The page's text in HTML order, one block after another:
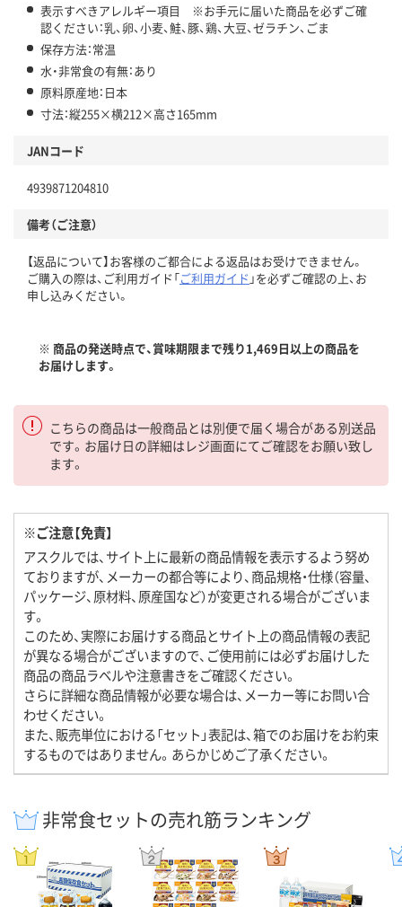
表示すべきアレルギー項目 ※お手元に届いた商品を必ずご確
認ください：乳、卵、小麦、鮭、豚、鶏、大豆、ゼラチン、ごま
保存方法：常温
水・非常食の有無：あり
原料原産地：日本
寸法：縦255×横212×高さ165mm
JANコード
4939871204810
備考（ご注意）
【返品について】お客様のご都合による返品はお受けできません。
ご購入の際は、ご利用ガイド「ご利用ガイド 」を必ずご確認の上、お
申し込みください。
※ 商品の発送時点で、賞味期限まで残り1,469日以上の商品を
お届けします。
こちらの商品は一般商品とは別便で届く場合がある別送品
です。お届け日の詳細はレジ画面にてご確認をお願い致し
ます。
※ご注意【免責】
アスクルでは、サイト上に最新の商品情報を表示するよう努め
ておりますが、メーカーの都合等により、商品規格・仕様（容量、
パッケージ、原材料、原産国など）が変更される場合がございま
す。
このため、実際にお届けする商品とサイト上の商品情報の表記
が異なる場合がございますので、ご使用前には必ずお届けした
商品の商品ラベルや注意書きをご確認ください。
さらに詳細な商品情報が必要な場合は、メーカー等にお問い合
わせください。
また、販売単位における「セット」表記は、箱でのお届けをお約束
するものではありません。あらかじめご了承ください。
非常食セットの売れ筋ランキング